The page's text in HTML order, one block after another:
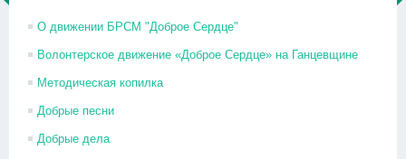
О движении БРСМ "Доброе Сердце"
Волонтерское движение «Доброе Сердце» на Ганцевщине
Методическая копилка
Добрые песни
Добрые дела